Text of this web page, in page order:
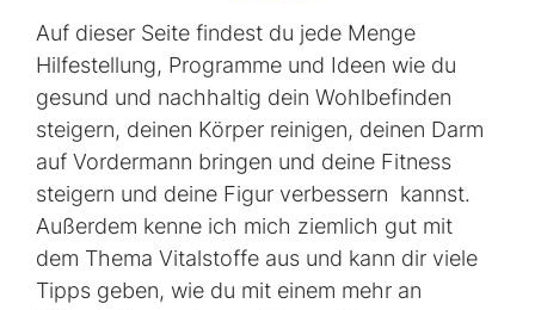
Auf dieser Seite findest du jede Menge
Hilfestellung, Programme und Ideen wie du
gesund und nachhaltig dein Wohlbefinden
steigern, deinen Körper reinigen, deinen Darm
auf Vordermann bringen und deine Fitness
steigern und deine Figur verbessern kannst.
Außerdem kenne ich mich ziemlich gut mit
dem Thema Vitalstoffe aus und kann dir viele
Tipps geben, wie du mit einem mehr an